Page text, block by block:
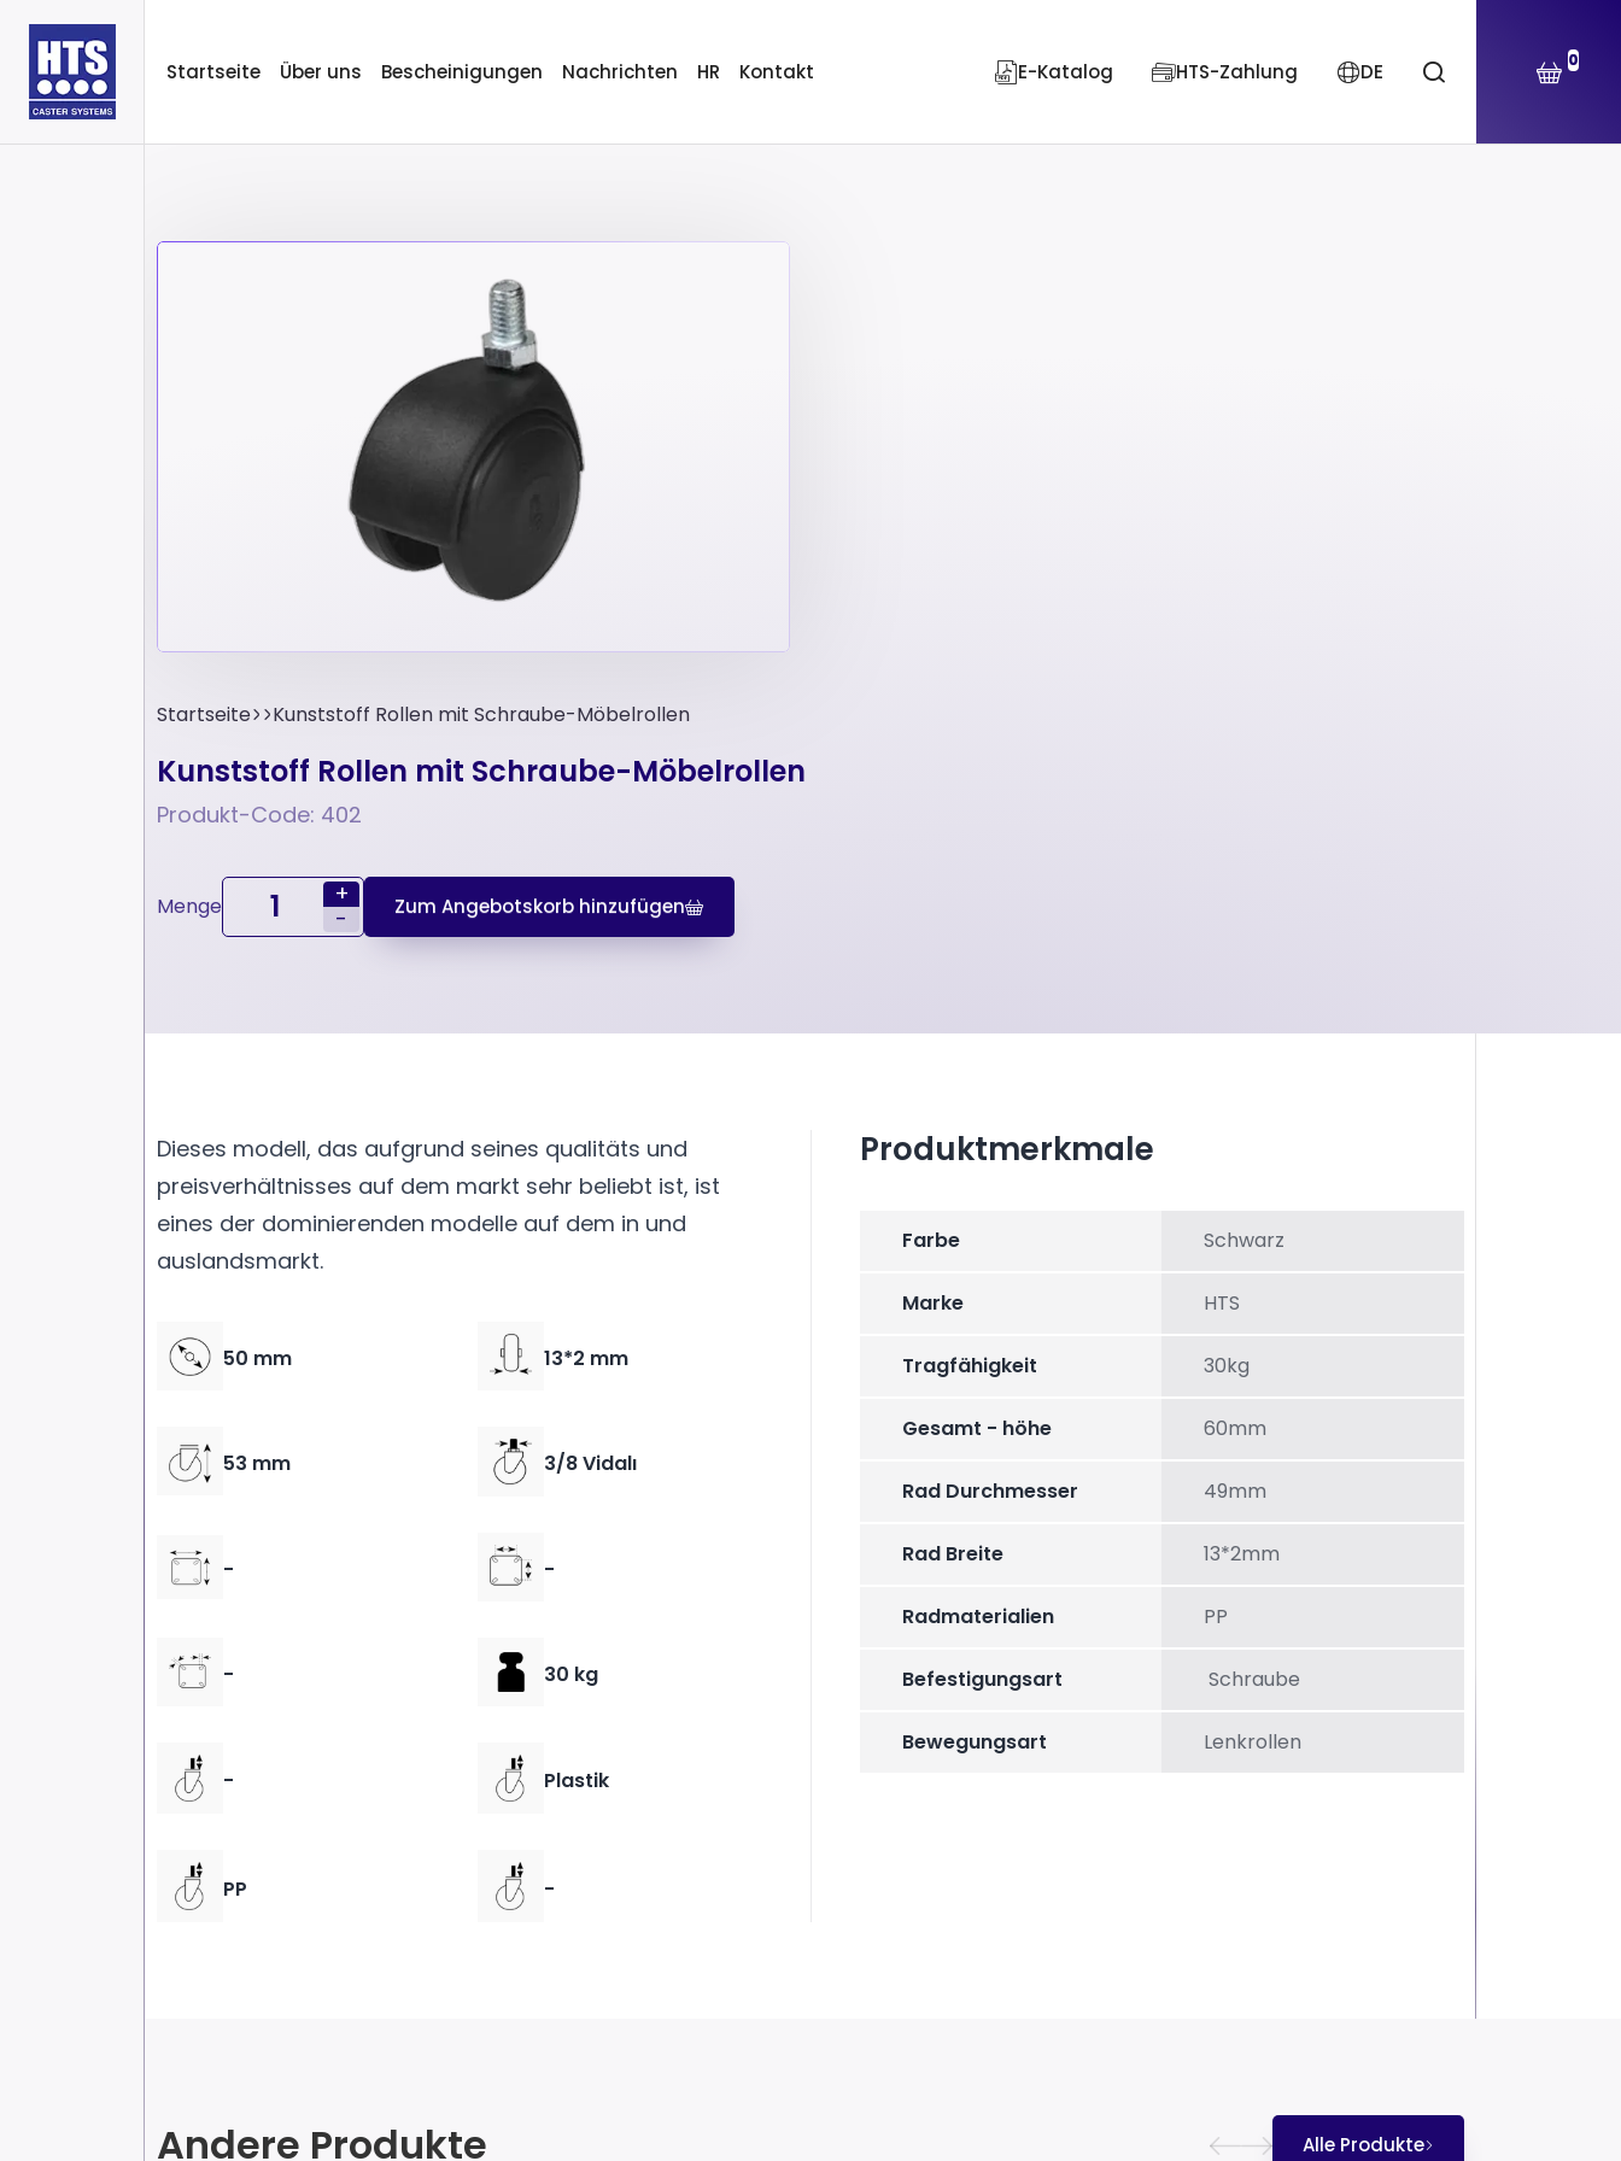
Startseite Über uns Bescheinigungen Nachrichten HR Kontakt E-Katalog HTS-Zahlung DE 0
Startseite Kunststoff Rollen mit Schraube-Möbelrollen
Kunststoff Rollen mit Schraube-Möbelrollen
Produkt-Code: 402
Menge
+
-
Zum Angebotskorb hinzufügen
Dieses modell, das aufgrund seines qualitäts und
preisverhältnisses auf dem markt sehr beliebt ist, ist
eines der dominierenden modelle auf dem in und
auslandsmarkt.
50 mm 13*2 mm
53 mm 3/8 Vidalı
- -
- 30 kg
- Plastik
PP -
Produktmerkmale
Farbe Schwarz
Marke HTS
Tragfähigkeit 30kg
Gesamt - höhe 60mm
Rad Durchmesser 49mm
Rad Breite 13*2mm
Radmaterialien PP
Befestigungsart Schraube
Bewegungsart Lenkrollen
Andere Produkte Alle Produkte